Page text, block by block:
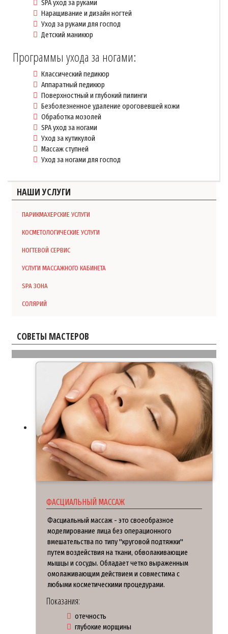
SPA уход за руками
Наращивание и дизайн ногтей
Уход за руками для господ
Детский маникюр
Программы ухода за ногами:
Классический педикюр
Аппаратный педикюр
Поверхностный и глубокий пилинги
Безболезненное удаление ороговевшей кожи
Обработка мозолей
SPA уход за ногами
Уход за кутикулой
Массаж ступней
Уход за ногами для господ
НАШИ УСЛУГИ
ПАРИКМАХЕРСКИЕ УСЛУГИ
КОСМЕТОЛОГИЧЕСКИЕ УСЛУГИ
НОГТЕВОЙ СЕРВИС
УСЛУГИ МАССАЖНОГО КАБИНЕТА
SPA ЗОНА
СОЛЯРИЙ
СОВЕТЫ МАСТЕРОВ
ФАСЦИАЛЬНЫЙ МАССАЖ
Фасциальный массаж - это своеобразное
моделирование лица без операционного
вмешательства по типу "круговой подтяжки"
путем воздействия на ткани, обволакивающие
мышцы и сосуды. Обладает четко выраженным
омолаживающим действием и совместима с
любыми косметическими процедурами.
Показания:
отечность
глубокие морщины